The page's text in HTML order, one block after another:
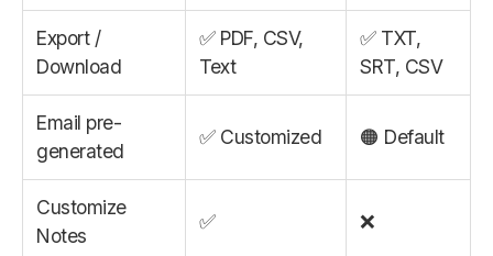
Export /
Download
✅ PDF, CSV,
Text
✅ TXT,
SRT, CSV
Email pre-
generated
✅ Customized 🟠 Default
Customize
Notes
✅ ❌